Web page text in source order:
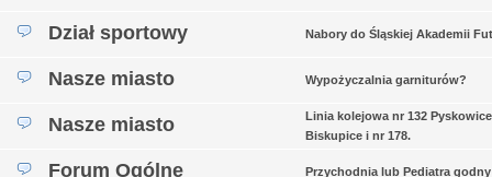
Dział sportowy Nabory do Śląskiej Akademii
Nasze miasto Wypożyczalnia garniturów?
Nasze miasto
Linia kolejowa nr 132
Biskupice i nr 178.
Forum Ogólne Przychodnia lub Pediatra